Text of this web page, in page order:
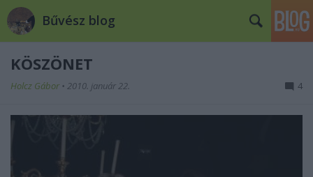
Bűvész blog
KÖSZÖNET
Holcz Gábor • 2010. január 22. 4